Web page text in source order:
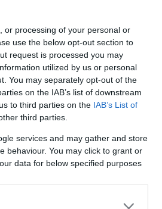
or processing of your personal or
use the below opt-out section to
request is processed you may
utilized by us or personal
You may separately opt-out of the
on the IAB’s list of downstream
to third parties on the IAB’s List of
third parties.
services and may gather and store
behaviour. You may click to grant or
data for below specified purposes